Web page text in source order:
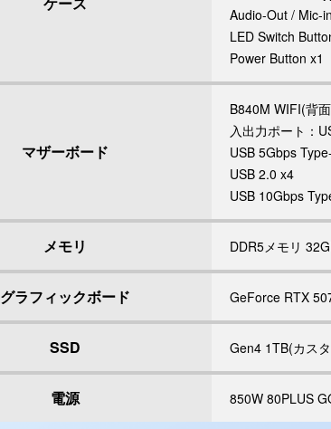
Audio-Out / Mic-in
LED Switch
Power Button x1
マザーボード
B840M WIFI(背
入出力ポート：
USB 5Gbps
USB 2.0 x4
USB 10Gbps
メモリ DDR5メモリ
グラフィックボード GeForce RTX
SSD Gen4 1TB(カス
電源 850W 80PLUS